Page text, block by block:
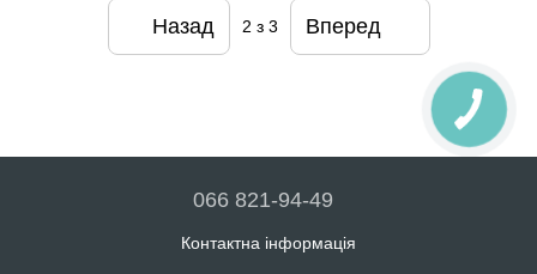
Назад 2 з 3 Вперед
066 821-94-49
Контактна інформація